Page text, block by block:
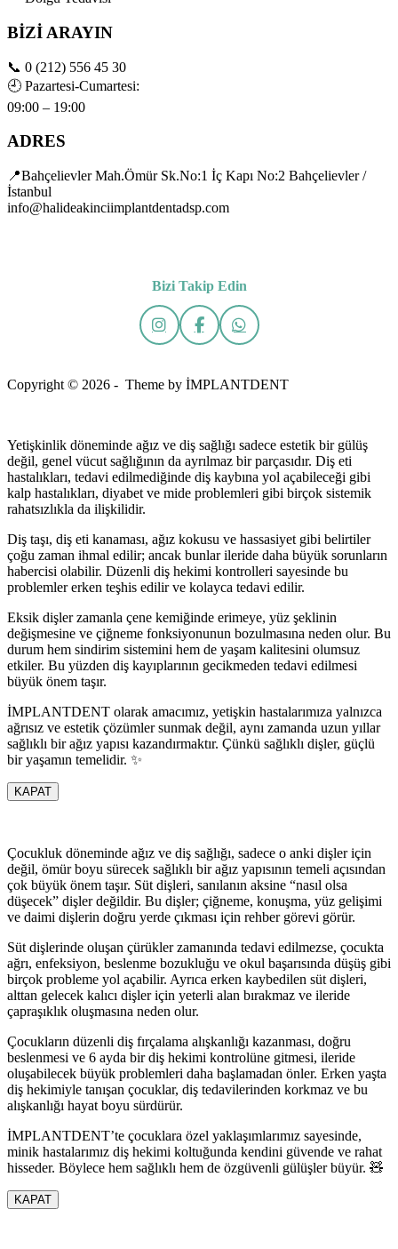
BİZİ ARAYIN
📞 0 (212) 556 45 30
🕘 Pazartesi-Cumartesi:
09:00 – 19:00
ADRES
📍Bahçelievler Mah.Ömür Sk.No:1 İç Kapı No:2 Bahçelievler /
İstanbul
info@halideakinciimplantdentadsp.com
Bizi Takip Edin
Copyright © 2026 - Theme by İMPLANTDENT
Yetişkinlik döneminde ağız ve diş sağlığı sadece estetik bir gülüş
değil, genel vücut sağlığının da ayrılmaz bir parçasıdır. Diş eti
hastalıkları, tedavi edilmediğinde diş kaybına yol açabileceği gibi
kalp hastalıkları, diyabet ve mide problemleri gibi birçok sistemik
rahatsızlıkla da ilişkilidir.
Diş taşı, diş eti kanaması, ağız kokusu ve hassasiyet gibi belirtiler
çoğu zaman ihmal edilir; ancak bunlar ileride daha büyük sorunların
habercisi olabilir. Düzenli diş hekimi kontrolleri sayesinde bu
problemler erken teşhis edilir ve kolayca tedavi edilir.
Eksik dişler zamanla çene kemiğinde erimeye, yüz şeklinin
değişmesine ve çiğneme fonksiyonunun bozulmasına neden olur. Bu
durum hem sindirim sistemini hem de yaşam kalitesini olumsuz
etkiler. Bu yüzden diş kayıplarının gecikmeden tedavi edilmesi
büyük önem taşır.
İMPLANTDENT olarak amacımız, yetişkin hastalarımıza yalnızca
ağrısız ve estetik çözümler sunmak değil, aynı zamanda uzun yıllar
sağlıklı bir ağız yapısı kazandırmaktır. Çünkü sağlıklı dişler, güçlü
bir yaşamın temelidir. ✨
KAPAT
Çocukluk döneminde ağız ve diş sağlığı, sadece o anki dişler için
değil, ömür boyu sürecek sağlıklı bir ağız yapısının temeli açısından
çok büyük önem taşır. Süt dişleri, sanılanın aksine “nasıl olsa
düşecek” dişler değildir. Bu dişler; çiğneme, konuşma, yüz gelişimi
ve daimi dişlerin doğru yerde çıkması için rehber görevi görür.
Süt dişlerinde oluşan çürükler zamanında tedavi edilmezse, çocukta
ağrı, enfeksiyon, beslenme bozukluğu ve okul başarısında düşüş gibi
birçok probleme yol açabilir. Ayrıca erken kaybedilen süt dişleri,
alttan gelecek kalıcı dişler için yeterli alan bırakmaz ve ileride
çapraşıklık oluşmasına neden olur.
Çocukların düzenli diş fırçalama alışkanlığı kazanması, doğru
beslenmesi ve 6 ayda bir diş hekimi kontrolüne gitmesi, ileride
oluşabilecek büyük problemleri daha başlamadan önler. Erken yaşta
diş hekimiyle tanışan çocuklar, diş tedavilerinden korkmaz ve bu
alışkanlığı hayat boyu sürdürür.
İMPLANTDENT’te çocuklara özel yaklaşımlarımız sayesinde,
minik hastalarımız diş hekimi koltuğunda kendini güvende ve rahat
hisseder. Böylece hem sağlıklı hem de özgüvenli gülüşler büyür. 🧸
KAPAT